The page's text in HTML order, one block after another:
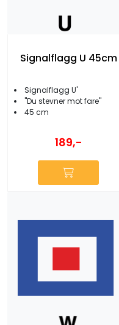
Signalflagg U 45cm
Signalflagg U'
''Du stevner mot fare''
45 cm
189,-